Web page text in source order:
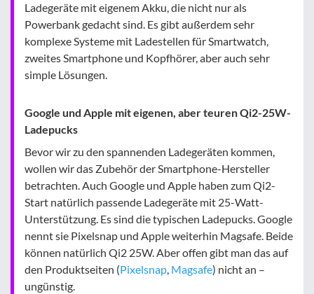
Ladegeräte mit eigenem Akku, die nicht nur als
Powerbank gedacht sind. Es gibt außerdem sehr
komplexe Systeme mit Ladestellen für Smartwatch,
zweites Smartphone und Kopfhörer, aber auch sehr
simple Lösungen.
Google und Apple mit eigenen, aber teuren Qi2-25W-
Ladepucks
Bevor wir zu den spannenden Ladegeräten kommen,
wollen wir das Zubehör der Smartphone-Hersteller
betrachten. Auch Google und Apple haben zum Qi2-
Start natürlich passende Ladegeräte mit 25-Watt-
Unterstützung. Es sind die typischen Ladepucks. Google
nennt sie Pixelsnap und Apple weiterhin Magsafe. Beide
können natürlich Qi2 25W. Aber offen gibt man das auf
den Produktseiten (Pixelsnap, Magsafe) nicht an –
ungünstig.